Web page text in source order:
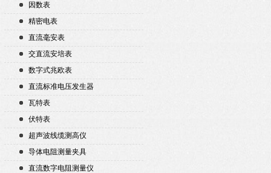
因数表
精密电表
直流毫安表
交直流安培表
数字式兆欧表
直流标准电压发生器
瓦特表
伏特表
超声波线缆测高仪
导体电阻测量夹具
直流数字电阻测量仪